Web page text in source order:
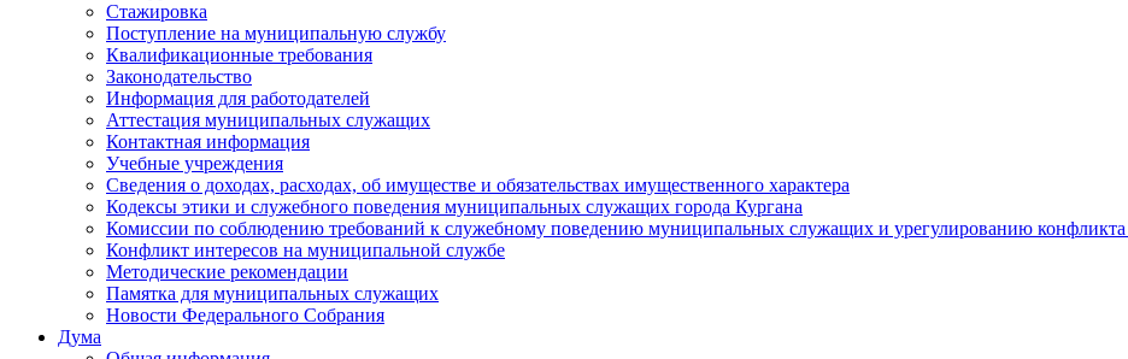
Стажировка
Поступление на муниципальную службу
Квалификационные требования
Законодательство
Информация для работодателей
Аттестация муниципальных служащих
Контактная информация
Учебные учреждения
Сведения о доходах, расходах, об имуществе и обязательствах имущественного характера
Кодексы этики и служебного поведения муниципальных служащих города Кургана
Комиссии по соблюдению требований к служебному поведению муниципальных служащих и урегулированию
Конфликт интересов на муниципальной службе
Методические рекомендации
Памятка для муниципальных служащих
Новости Федерального Cобрания
Дума